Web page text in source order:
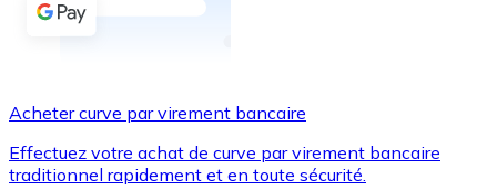
Virement SEPA
Utilisez les cartes Visa et Mastercard pour acheter
Acheter curve par virement bancaire
Effectuez votre achat de curve par virement bancaire
traditionnel rapidement et en toute sécurité.